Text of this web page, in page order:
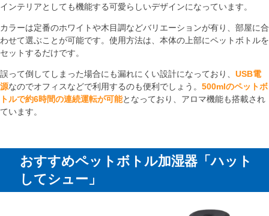
インテリアとしても機能する可愛らしいデザインになっています。
カラーは定番のホワイトや木目調などバリエーションが有り、部屋に合
わせて選ぶことが可能です。使用方法は、本体の上部にペットボトルを
セットするだけです。
誤って倒してしまった場合にも漏れにくい設計になっており、 USB電
源なのでオフィスなどで利用するのも便利でしょう。 500mlのペットボ
トルで約6時間の連続運転が可能となっており、アロマ機能も搭載され
ています。
おすすめペットボトル加湿器「ハット
してシュー」